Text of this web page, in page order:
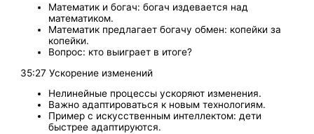
Математик и богач: богач издевается над
математиком.
Математик предлагает богачу обмен: копейки за
копейки.
Вопрос: кто выиграет в итоге?
35:27 Ускорение изменений
Нелинейные процессы ускоряют изменения.
Важно адаптироваться к новым технологиям.
Пример с искусственным интеллектом: дети
быстрее адаптируются.